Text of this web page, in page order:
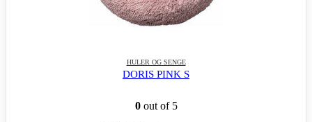
HULER OG SENGE
DORIS PINK S
0out of 5